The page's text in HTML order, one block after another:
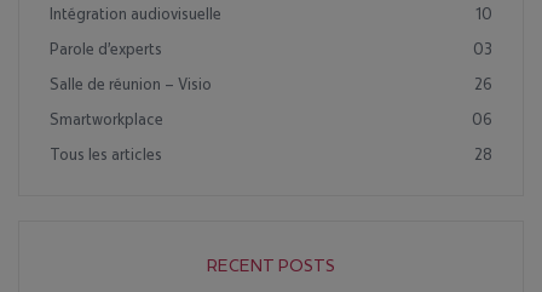
Intégration audiovisuelle
10
Parole d'experts
03
Salle de réunion – Visio
26
Smartworkplace
06
Tous les articles
28
RECENT POSTS